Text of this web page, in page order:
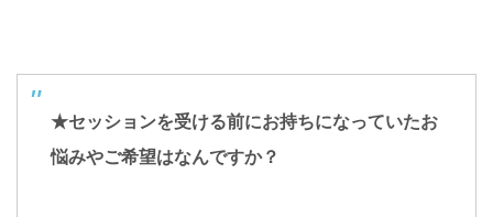
★セッションを受ける前にお持ちになっていたお
悩みやご希望はなんですか？